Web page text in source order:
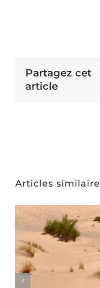
Partagez cet
article
Articles